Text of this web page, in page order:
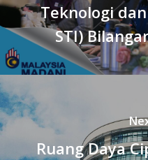
Teknologi
STI)
Ruang Daya